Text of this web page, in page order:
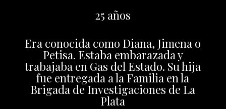
25 años
Era conocida como Diana, Jimena o
Petisa. Estaba embarazada y
trabajaba en Gas del Estado. Su hija
fue entregada a la Familia en la
Brigada de Investigaciones de La
Plata